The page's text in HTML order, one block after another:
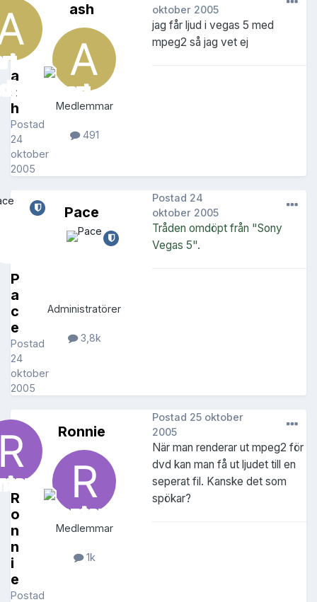
a
s
h
Postad
24
oktober
2005
ash
Medlemmar
491
oktober 2005
jag får ljud i vegas 5 med
mpeg2 så jag vet ej
P
a
c
e
Postad
24
oktober
2005
Pace
Administratörer
3,8k
Postad 24
oktober 2005
Tråden omdöpt från "Sony
Vegas 5".
R
o
n
n
i
e
Postad
Ronnie
Medlemmar
1k
Postad 25 oktober
2005
När man renderar ut mpeg2 för
dvd kan man få ut ljudet till en
seperat fil. Kanske det som
spökar?